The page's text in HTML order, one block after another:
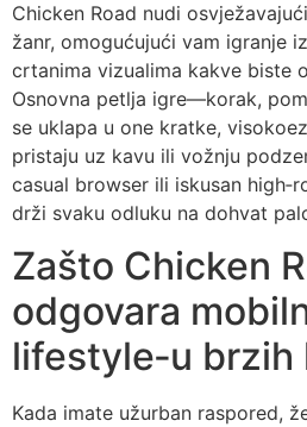
Chicken Road nudi
žanr, omogućujući vam igranje
crtanima vizualima kakve biste
Osnovna petlja igre—korak,
se uklapa u one kratke,
pristaju uz kavu ili vožnju
casual browser ili iskusan
drži svaku odluku na dohvat
Zašto Chicken
odgovara
lifestyle‑u brzih
Kada imate užurban raspored,